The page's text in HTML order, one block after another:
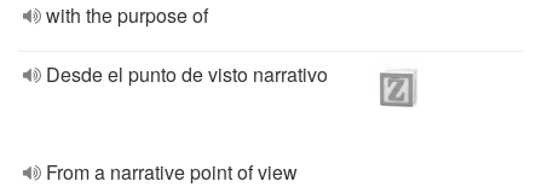
with the purpose of
Desde el punto de visto narrativo
From a narrative point of view